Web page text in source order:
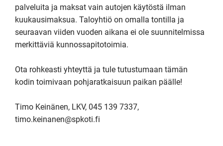
palveluita ja maksat vain autojen käytöstä ilman
kuukausimaksua. Taloyhtiö on omalla tontilla ja
seuraavan viiden vuoden aikana ei ole suunnitelmissa
merkittäviä kunnossapitotoimia.
Ota rohkeasti yhteyttä ja tule tutustumaan tämän
kodin toimivaan pohjaratkaisuun paikan päälle!
Timo Keinänen, LKV, 045 139 7337,
timo.keinanen@spkoti.fi